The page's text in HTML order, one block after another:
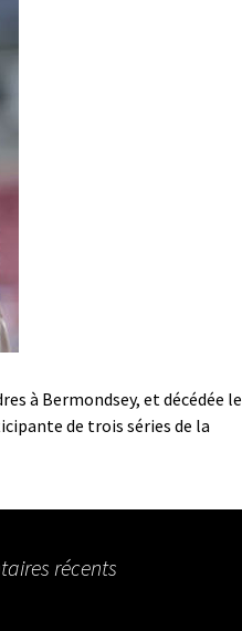
à Bermondsey, et décédée le
de trois séries de la
récents